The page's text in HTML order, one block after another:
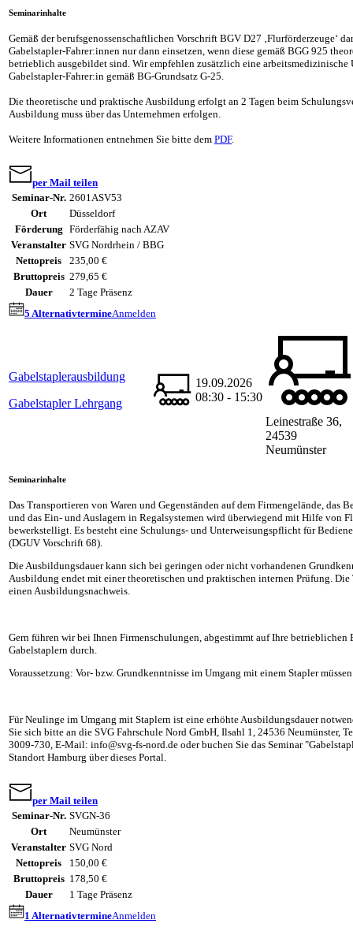
Seminarinhalte
Gemäß der berufsgenossenschaftlichen Vorschrift BGV D27 ‚Flurförderzeuge‘
Gabelstapler-Fahrer:innen nur dann einsetzen, wenn diese gemäß BGG 925
betrieblich ausgebildet sind. Wir empfehlen zusätzlich eine arbeitsmedizinische
Gabelstapler-Fahrer:in gemäß BG-Grundsatz G-25.
Die theoretische und praktische Ausbildung erfolgt an 2 Tagen beim
Ausbildung muss über das Unternehmen erfolgen.
Weitere Informationen entnehmen Sie bitte dem PDF.
per Mail teilen
Seminar-Nr. 2601ASV53
Ort
Düsseldorf
Förderung Förderfähig nach AZAV
Veranstalter SVG Nordrhein / BBG
Nettopreis
235,00 €
Bruttopreis 279,65 €
Dauer
2 Tage Präsenz
5 AlternativtermineAnmelden
Gabelstaplerausbildung
Gabelstapler Lehrgang
19.09.2026
08:30 - 15:30
Leinestraße 36,
24539
Neumünster
Seminarinhalte
Das Transportieren von Waren und Gegenständen auf dem Firmengelände, das
und das Ein- und Auslagern in Regalsystemen wird überwiegend mit Hilfe von
bewerkstelligt. Es besteht eine Schulungs- und Unterweisungspflicht für
(DGUV Vorschrift 68).
Die Ausbildungsdauer kann sich bei geringen oder nicht vorhandenen
Ausbildung endet mit einer theoretischen und praktischen internen Prüfung.
einen Ausbildungsnachweis.
Gern führen wir bei Ihnen Firmenschulungen, abgestimmt auf Ihre betrieblichen
Gabelstaplern durch.
Voraussetzung: Vor- bzw. Grundkenntnisse im Umgang mit einem Stapler
Für Neulinge im Umgang mit Staplern ist eine erhöhte Ausbildungsdauer
Sie sich bitte an die SVG Fahrschule Nord GmbH, Ilsahl 1, 24536 Neumünster,
3009-730, E-Mail: info@svg-fs-nord.de oder buchen Sie das Seminar
Standort Hamburg über dieses Portal.
per Mail teilen
Seminar-Nr. SVGN-36
Ort
Neumünster
Veranstalter SVG Nord
Nettopreis
150,00 €
Bruttopreis 178,50 €
Dauer
1 Tage Präsenz
1 AlternativtermineAnmelden